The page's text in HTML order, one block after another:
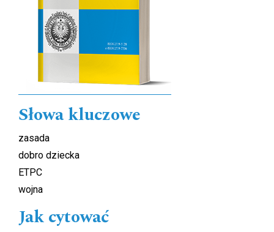
Słowa kluczowe
zasada
dobro dziecka
ETPC
wojna
Jak cytować